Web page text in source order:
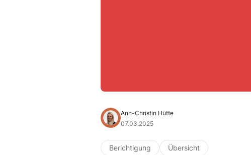
Ann-Christin Hütte
07.03.2025
Berichtigung Übersicht